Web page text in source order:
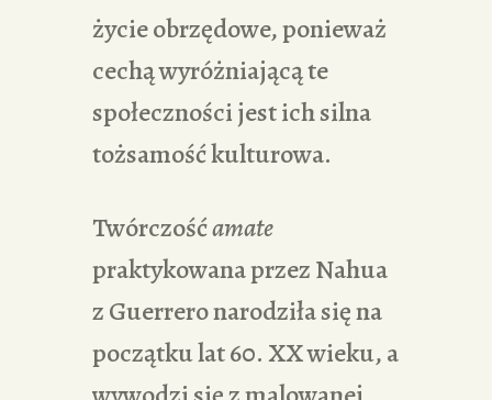
życie obrzędowe, ponieważ
cechą wyróżniającą te
społeczności jest ich silna
tożsamość kulturowa.
Twórczośćamate
praktykowana przez Nahua
z Guerrero narodziła się na
początku lat 60. XX wieku, a